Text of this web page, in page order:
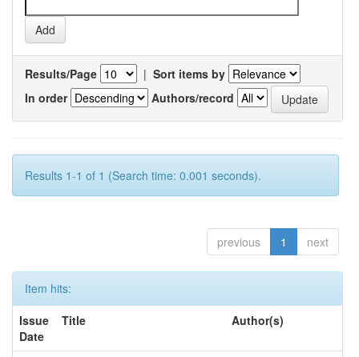
Results/Page | Sort items by
In order
Authors/record
Results 1-1 of 1 (Search time: 0.001 seconds).
previous 1 next
Item hits:
Issue
Date
Title Author(s)